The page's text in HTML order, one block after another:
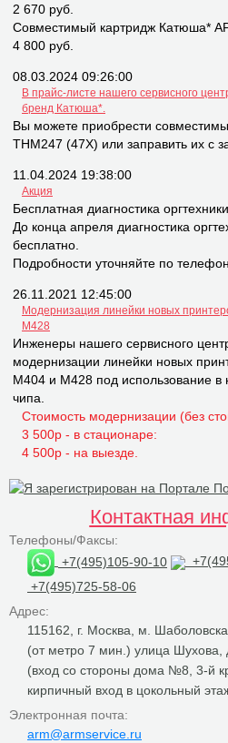
2 670 руб.
Совместимый картридж Катюша*
4 800 руб.
08.03.2024 09:26:00
В прайс-листе нашего сервисного
бренд Катюша*.
Вы можете приобрести
THM247 (47X) или заправить их с
11.04.2024 19:38:00
Акция
Бесплатная диагностика оргтехники
До конца апреля диагностика
бесплатно.
Подробности уточняйте по
26.11.2021 12:45:00
Модернизация линейки новых
M428
Инженеры нашего сервисного
модернизации линейки новых
M404 и M428 под использование в
чипа.
Стоимость модернизации (без
3 500р - в стационаре:
4 500р - на выезде.
Контактная
Телефоны/Факсы:
+7(495)105-90-10
+7(495)725-58-06
Адрес:
115162, г. Москва, м.
(от метро 7 мин.) улица Шухова,
(вход со стороны дома №8, 3-й
кирпичный вход в цокольный
Электронная почта:
arm@armservice.ru